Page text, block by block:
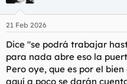
21 Feb 2026
Dice "se podrá trabajar
para nada abre eso la
Pero oye, que es por el
aquí a poco se darán